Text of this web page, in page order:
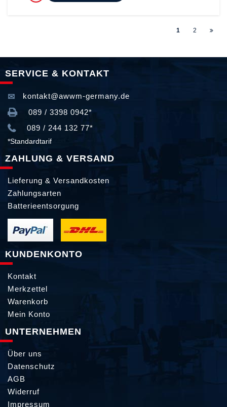
1 2
SERVICE & KONTAKT
kontakt@awwm-germany.de
089 / 3398 0942*
089 / 244 132 77*
*Standardtarif
ZAHLUNG & VERSAND
Lieferung & Versandkosten
Zahlungsarten
Batterieentsorgung
KUNDENKONTO
Kontakt
Merkzettel
Warenkorb
Mein Konto
UNTERNEHMEN
Über uns
Datenschutz
AGB
Widerruf
Impressum